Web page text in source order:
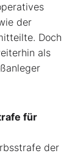
der
Doch
als
für
der